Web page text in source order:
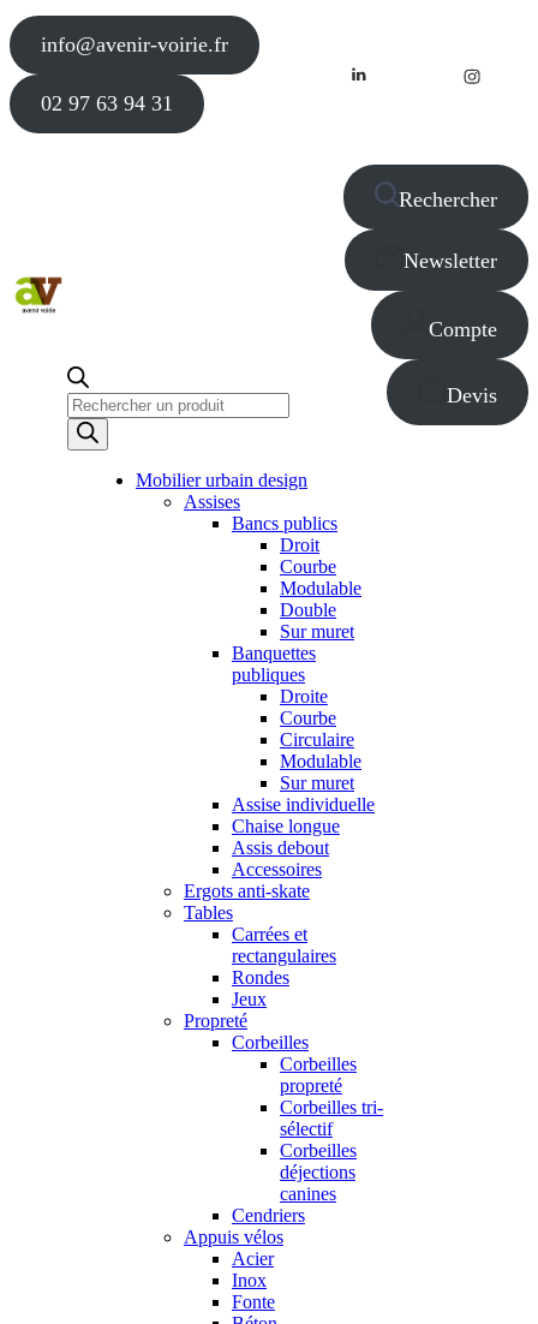
info@avenir-voirie.fr
02 97 63 94 31
Recherche
de
produits
Rechercher
Newsletter
Compte
Devis
Mobilier urbain design
Assises
Bancs publics
Droit
Courbe
Modulable
Double
Sur muret
Banquettes
publiques
Droite
Courbe
Circulaire
Modulable
Sur muret
Assise individuelle
Chaise longue
Assis debout
Accessoires
Ergots anti-skate
Tables
Carrées et
rectangulaires
Rondes
Jeux
Propreté
Corbeilles
Corbeilles
propreté
Corbeilles tri-
sélectif
Corbeilles
déjections
canines
Cendriers
Appuis vélos
Acier
Inox
Fonte